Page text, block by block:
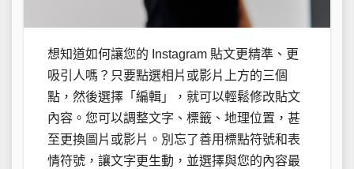
想知道如何讓您的 Instagram 貼文更精準、更
吸引人嗎？只要點選相片或影片上方的三個
點，然後選擇「編輯」，就可以輕鬆修改貼文
內容。您可以調整文字、標籤、地理位置，甚
至更換圖片或影片。別忘了善用標點符號和表
情符號，讓文字更生動，並選擇與您的內容最